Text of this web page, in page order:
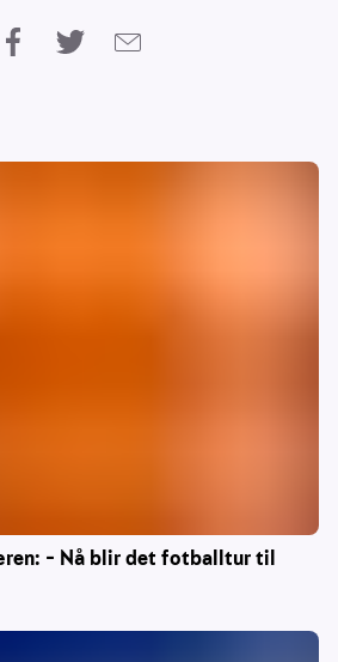
– Nå blir det fotballtur til